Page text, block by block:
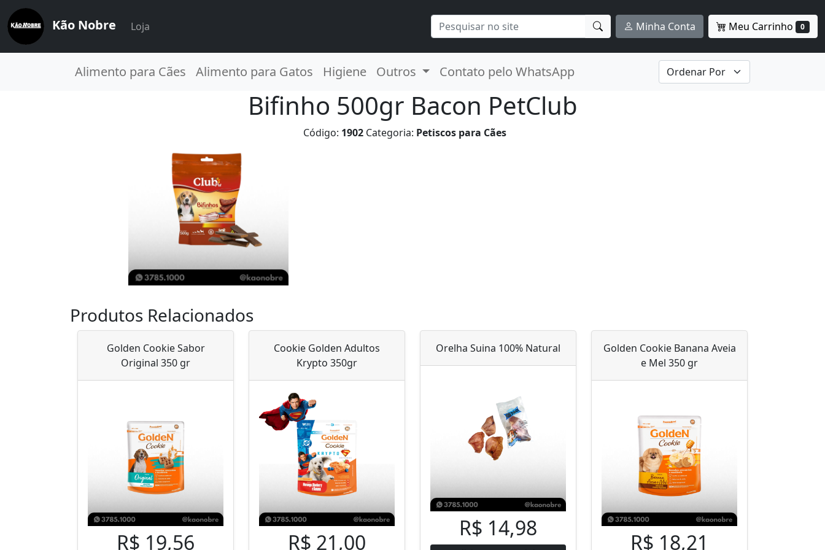
Kão Nobre Loja Minha Conta Meu Carrinho 0
Alimento para Cães Alimento para Gatos Higiene Outros Contato pelo WhatsApp
Bifinho 500gr Bacon PetClub
Código: 1902 Categoria: Petiscos para Cães
Produtos Relacionados
Golden Cookie Sabor
Original 350 gr
R$ 19,56
Cookie Golden Adultos
Krypto 350gr
R$ 21,00
Orelha Suina 100% Natural
R$ 14,98
Golden Cookie Banana Aveia
e Mel 350 gr
R$ 18,21